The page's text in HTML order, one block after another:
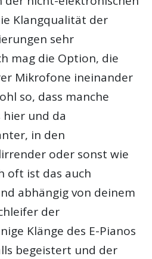
Klangqualität der
sehr
mag die Option, die
Mikrofone ineinander
so, dass manche
und da
in den
oder sonst wie
oft ist das auch
abhängig von deinem
der
Klänge des E-Pianos
begeistert und der